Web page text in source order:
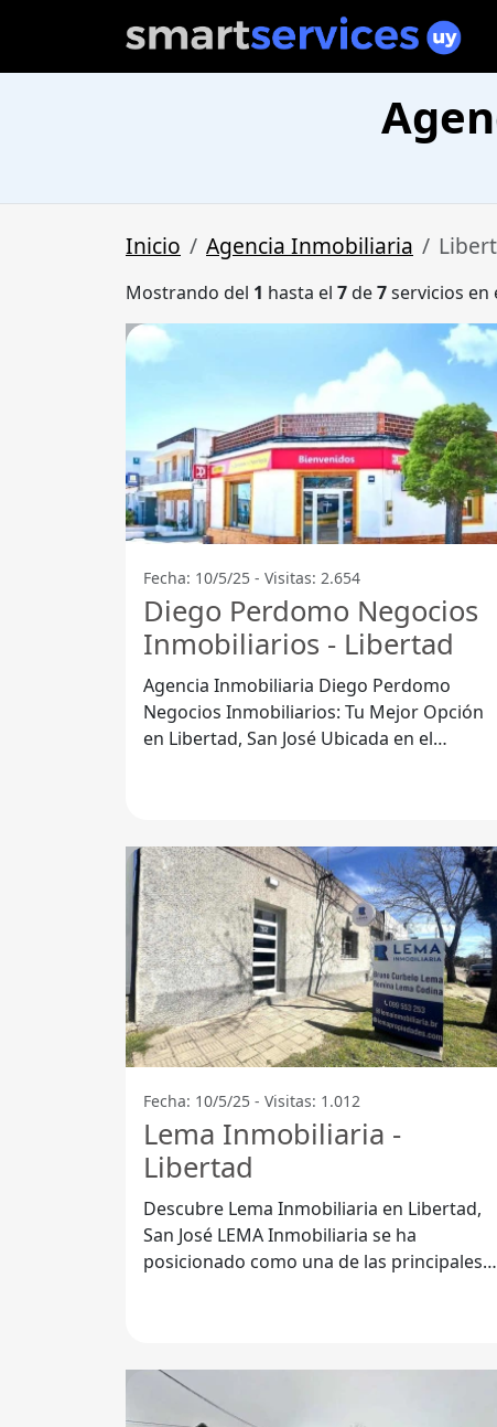
Inicio Agencia Inmobiliaria
Mostrando del 1 hasta el 7de7servicios en
Fecha: 10/5/25 - Visitas: 2.654
Diego Perdomo Negocios
Inmobiliarios - Libertad
Agencia Inmobiliaria Diego Perdomo
Negocios Inmobiliarios: Tu Mejor Opción
en Libertad, San José Ubicada en el
Fecha: 10/5/25 - Visitas: 1.012
Lema Inmobiliaria -
Libertad
Descubre Lema Inmobiliaria en Libertad,
San José LEMA Inmobiliaria se ha
posicionado como una de las principales